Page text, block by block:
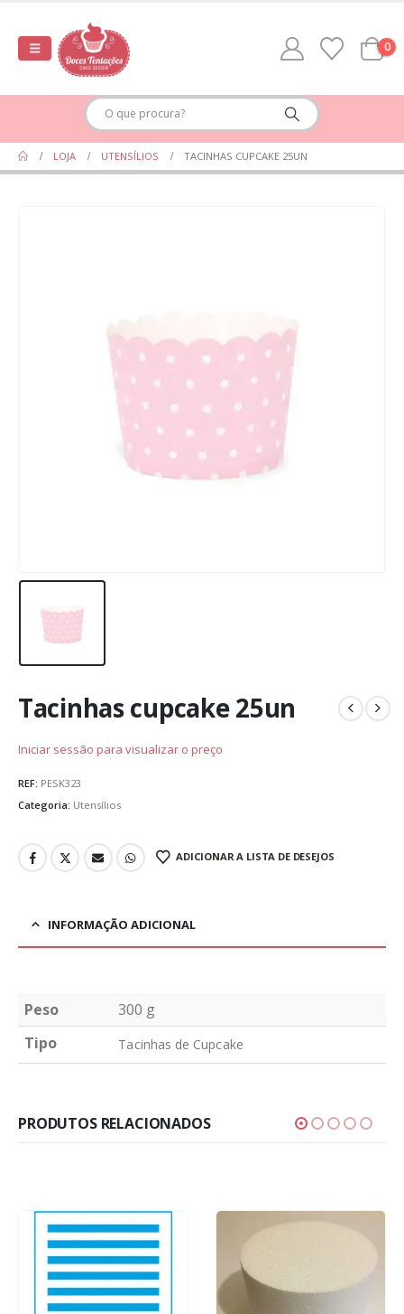
0
LOJA UTENSÍLIOS TACINHAS CUPCAKE 25UN
Tacinhas cupcake 25un
Iniciar sessão para visualizar o preço
REF: PESK323
Categoria: Utensílios
ADICIONAR A LISTA DE DESEJOS
INFORMAÇÃO ADICIONAL
Peso
300 g
Tipo
Tacinhas de Cupcake
PRODUTOS RELACIONADOS